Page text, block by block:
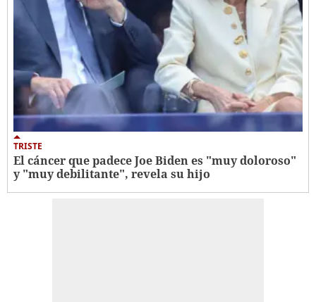
TRISTE
El cáncer que padece Joe Biden es "muy doloroso"
y "muy debilitante", revela su hijo